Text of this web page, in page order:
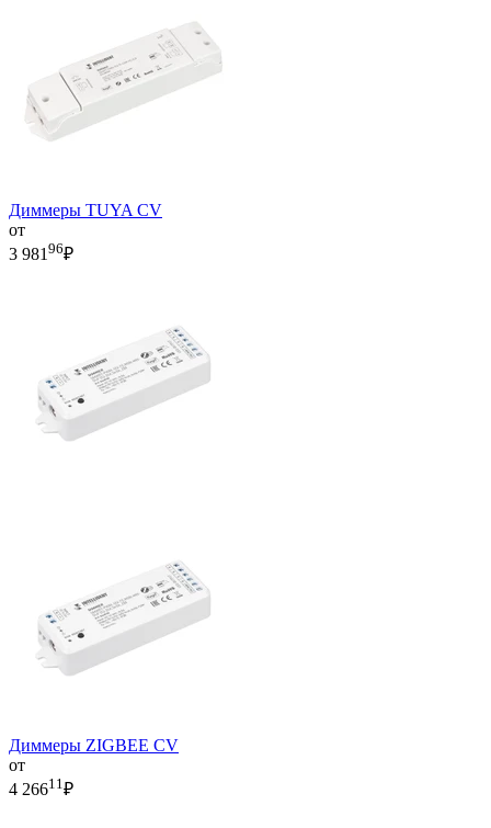
Диммеры TUYA CV
от
3 98196₽
Диммеры ZIGBEE CV
от
4 26611 ₽